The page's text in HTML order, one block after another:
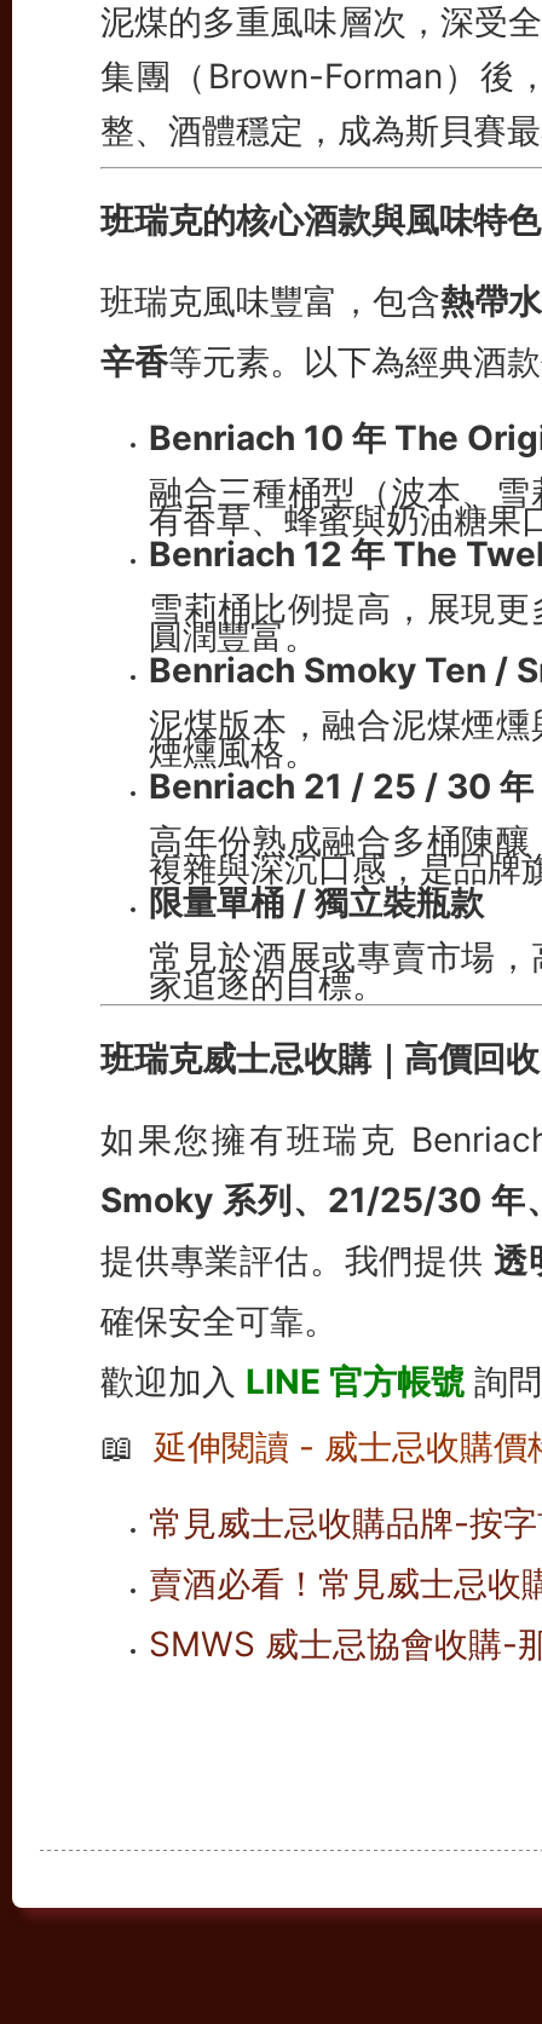
泥煤的多重風味層次，深受
集團（Brown-Forman）後
整、酒體穩定，成為斯貝賽
班瑞克的核心酒款與風味特色
班瑞克風味豐富，包含熱帶
辛香等元素。以下為經典酒
Benriach 10 年 The
融合三種桶型（波本、
有香草、蜂蜜與奶油糖果
Benriach 12 年 The
雪莉桶比例提高，展現
圓潤豐富。
Benriach Smoky Ten /
泥煤版本，融合泥煤煙
煙燻風格。
Benriach 21 / 25 / 30 年
高年份熟成融合多桶陳
複雜與深沉口感，是品牌
限量單桶 / 獨立裝瓶款
常見於酒展或專賣市場
家追逐的目標。
班瑞克威士忌收購｜高價回
如果您擁有班瑞克
Smoky 系列、21/25/30 年
提供專業評估。我們提供透
確保安全可靠。
歡迎加入 LINE 官方帳號 詢
📖 延伸閱讀 - 威士忌收購價
常見威士忌收購品牌-按
賣酒必看！常見威士忌收
SMWS 威士忌協會收購-